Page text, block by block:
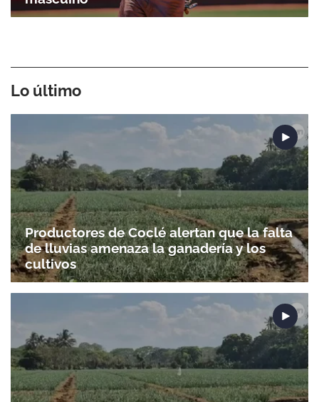
Lo último
Productores de Coclé alertan que la falta
de lluvias amenaza la ganadería y los
cultivos